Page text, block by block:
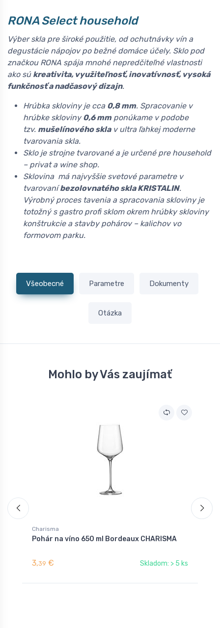
RONA Select household
Výber skla pre široké použitie, od ochutnávky vín a
degustácie nápojov po bežné domáce účely. Sklo pod
značkou RONA spája mnohé nepredčiteľné vlastnosti
ako sú kreativita, využiteľnosť, inovatívnosť, vysoká
funkčnosť a nadčasový dizajn.
Hrúbka skloviny je cca 0,8 mm. Spracovanie v
hrúbke skloviny0,6 mmponúkame v podobe
tzv. mušelínového sklav ultra ľahkej moderne
tvarovania skla.
Sklo je strojne tvarované a je určené pre household
– privat a wine shop.
Sklovina má najvyššie svetové parametre v
tvarovaníbezolovnatého skla KRISTALIN.
Výrobný proces tavenia a spracovania skloviny je
totožný s gastro profi sklom okrem hrúbky skloviny
konštrukcie a stavby pohárov – kalichov vo
formovom parku.
Všeobecné Parametre Dokumenty
Otázka
Mohlo by Vás zaujímať
Charisma
Pohár na víno 650 ml Bordeaux CHARISMA
3,39 € Skladom: > 5 ks